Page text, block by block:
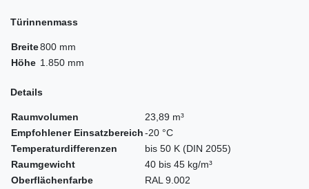
Türinnenmass
Breite800 mm
Höhe 1.850 mm
Details
Raumvolumen
23,89 m³
Empfohlener Einsatzbereich-20 °C
Temperaturdifferenzen
bis 50 K (DIN 2055)
Raumgewicht
40 bis 45 kg/m³
Oberflächenfarbe
RAL 9.002